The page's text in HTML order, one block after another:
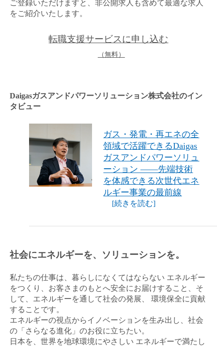
半導体
金属・素材
メディカル（医薬品・CRO・医療機器）
医療・介護・福祉
その他
次へ（ご経験職種を選択）
ご登録いただけますと、非公開求人も含めて最適な求人
をご紹介いたします。
転職支援サービスに申し込む
（無料）
Daigasガスアンドパワーソリューション株式会社のイン
タビュー
ガス・発電・再エネの全
領域で活躍できるDaigas
ガスアンドパワーソリュ
ーション ――先端技術
を体感できる次世代エネ
ルギー事業の最前線
[続きを読む]
社会にエネルギーを、ソリューションを。
私たちの仕事は、暮らしになくてはならない エネルギー
をつくり、お客さまのもとへ安全にお届けすること、そ
して、エネルギーを通して社会の発展、 環境保全に貢献
することです。
エネルギーの視点からイノベーションを生み出し、社会
の「さらなる進化」のお役に立ちたい。
日本を、世界を地球環境にやさしい エネルギーで満たし